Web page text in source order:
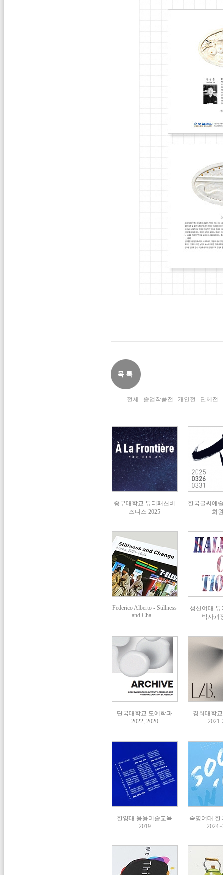
전체 졸업작품전 개인전 단체전
중부대학교 뷰티패션비
즈니스 2025
한국글씨예
회
Federico Alberto - Stillness
and Cha…
성신여대
박사과
단국대학교 도예학과
2022, 2020
경희대학
2021-
한양대 응용미술교육
2019
숙명여대 한